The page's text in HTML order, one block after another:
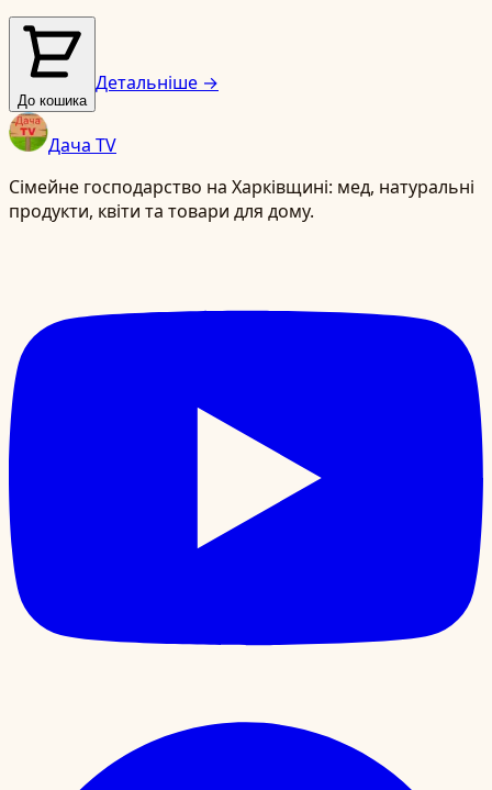
До кошика
Детальніше →
Дача TV
Сімейне господарство на Харківщині: мед, натуральні
продукти, квіти та товари для дому.